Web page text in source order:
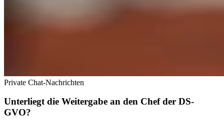
Private Chat-Nachrichten
Unterliegt die Weitergabe an den Chef der DS-
GVO?